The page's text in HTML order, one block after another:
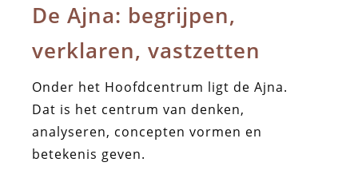
De Ajna: begrijpen,
verklaren, vastzetten
Onder het Hoofdcentrum ligt de Ajna.
Dat is het centrum van denken,
analyseren, concepten vormen en
betekenis geven.